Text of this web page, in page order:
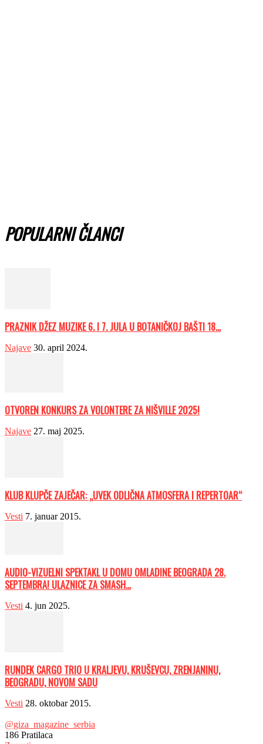
POPULARNI ČLANCI
PRAZNIK DŽEZ MUZIKE 6. I 7. JULA U BOTANIČKOJ BAŠTI 18...
Najave 30. april 2024.
OTVOREN KONKURS ZA VOLONTERE ZA NIŠVILLE 2025!
Najave 27. maj 2025.
KLUB KLUPČE ZAJEČAR: „UVEK ODLIČNA ATMOSFERA I REPERTOAR“
Vesti 7. januar 2015.
AUDIO-VIZUELNI SPEKTAKL U DOMU OMLADINE BEOGRADA 28.
SEPTEMBRA! ULAZNICE ZA SMASH...
Vesti 4. jun 2025.
RUNDEK CARGO TRIO U KRALJEVU, KRUŠEVCU, ZRENJANINU,
BEOGRADU, NOVOM SADU
Vesti 28. oktobar 2015.
@giza_magazine_serbia
186 Pratilaca